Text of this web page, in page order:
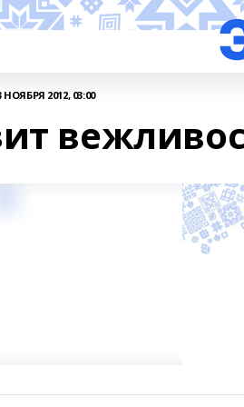
НОЯБРЯ 2012, 03:00